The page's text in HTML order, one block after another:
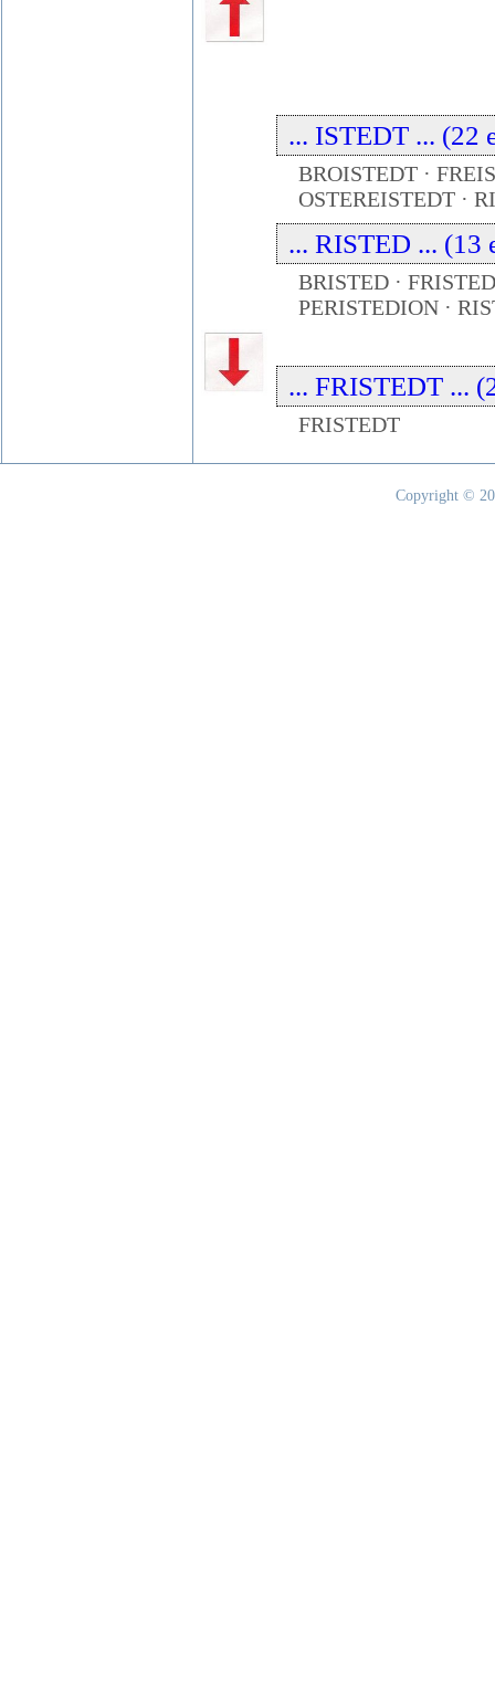
... ISTEDT ... (22
BROISTEDT ·
OSTEREISTEDT ·
... RISTED ... (13
BRISTED ·
PERISTEDION ·
... FRISTEDT ...
FRISTEDT
Copyright ©